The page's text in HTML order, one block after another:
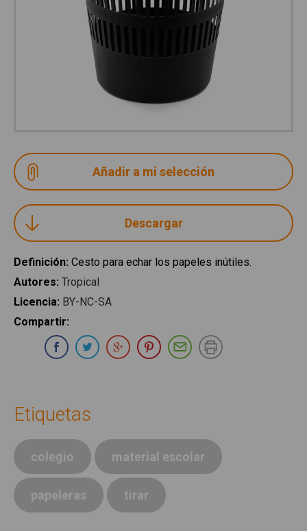
Descargar
Definición: Cesto para echar los papeles inútiles.
Autores: Tropical
Licencia: BY-NC-SA
Compartir:
Compartir en Whatsapp
Compartir en Facebook
Compartir en Twitter
Compartir en Google Plus
Compartir en Pinterest
Compartir por E-
Etiquetas
colegio material escolar
papeleras tirar